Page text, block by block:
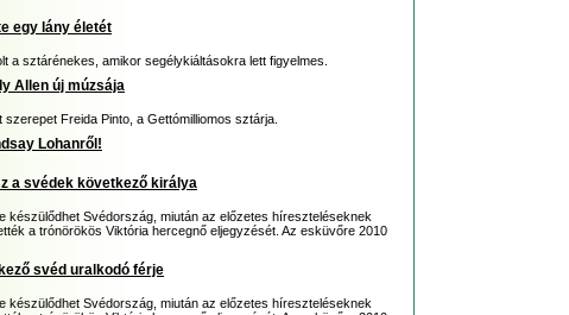
egy lány életét
a sztárénekes, amikor segélykiáltásokra lett figyelmes.
Allen új múzsája
szerepet Freida Pinto, a Gettómilliomos sztárja.
Lohanről!
a svédek következő királya
készülődhet Svédország, miután az előzetes híreszteléseknek
a trónörökös Viktória hercegnő eljegyzését. Az esküvőre 2010
svéd uralkodó férje
készülődhet Svédország, miután az előzetes híreszteléseknek